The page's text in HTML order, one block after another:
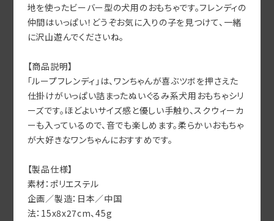
地を使ったビーバー型の犬用のおもちゃです。フレンディの
仲間はいっぱい！どうぞお気に入りの子を見つけて、一緒
に沢山遊んでくださいね。
【商品説明】
「ループフレンディ」は、ワンちゃんが喜ぶツボを押さえた
仕掛けがいっぱい詰まったぬいぐるみ系犬用おもちゃシリ
ーズです。ほどよいサイズ感と優しい手触り、スクウィーカ
ーも入っているので、音でも楽しめます。柔らかいおもちゃ
が大好きなワンちゃんにおすすめです。
【製品仕様】
素材：ポリエステル
企画／製造：日本／中国
法：15x8x27cm、45g